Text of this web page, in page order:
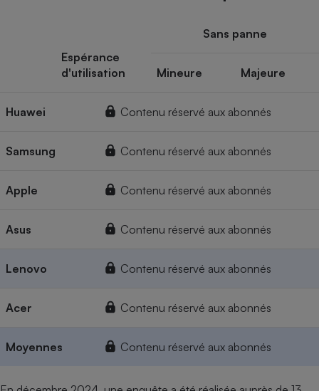
Espérance
d'utilisation
Sans panne
Mineure Majeure
Huawei Contenu réservé aux abonnés
Samsung Contenu réservé aux abonnés
Apple Contenu réservé aux abonnés
Asus Contenu réservé aux abonnés
Lenovo Contenu réservé aux abonnés
Acer Contenu réservé aux abonnés
Moyennes Contenu réservé aux abonnés